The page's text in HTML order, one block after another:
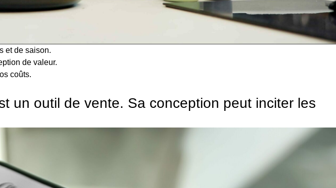
et de saison.
de valeur.
coûts.
un outil de vente. Sa conception peut inciter les